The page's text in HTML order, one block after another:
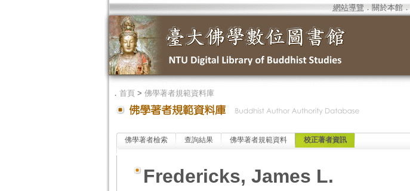
網站導覽 ． 關於本館．
． 首頁> 佛學著者規範資料庫
佛學著者檢索 查詢結果 佛學著者規範資料 校正著者資訊
Fredericks, James L.